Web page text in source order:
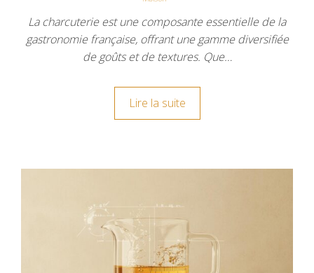
La charcuterie est une composante essentielle de la
gastronomie française, offrant une gamme diversifiée
de goûts et de textures. Que…
Lire la suite